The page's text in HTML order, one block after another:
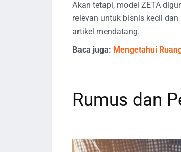
Akan tetapi, model ZETA
relevan untuk bisnis kecil
artikel mendatang.
Baca juga: Mengetahui
Rumus dan